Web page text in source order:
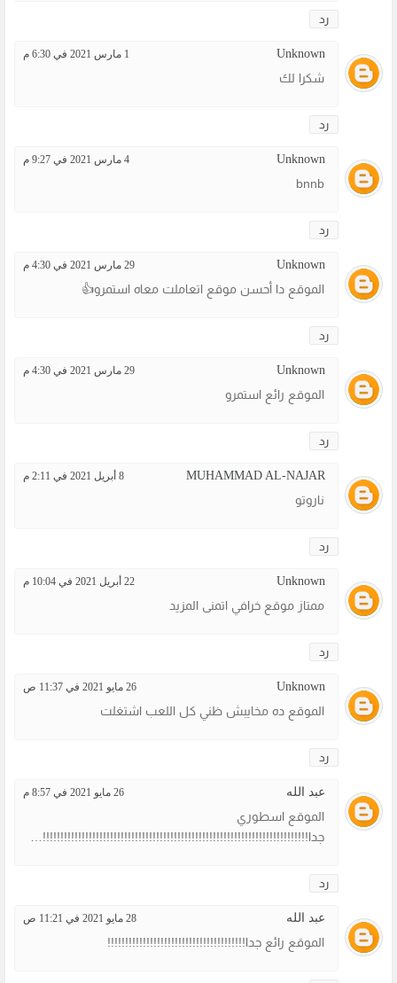
رد
Unknown 1 مارس 2021 في 6:30 م
شكرا لك
رد
Unknown 4 مارس 2021 في 9:27 م
bnnb
رد
Unknown 29 مارس 2021 في 4:30 م
الموقع دا أحسن موقع اتعاملت معاه استمرو👍
رد
Unknown 29 مارس 2021 في 4:30 م
الموقع رائع استمرو
رد
MUHAMMAD AL-NAJAR 8 أبريل 2021 في 2:11 م
ناروتو
رد
Unknown 22 أبريل 2021 في 10:04 م
ممتاز موقع خرافي اتمنى المزيد
رد
Unknown 26 مايو 2021 في 11:37 ص
الموقع ده مخايبش ظني كل اللعب اشتغلت
رد
عبد الله 26 مايو 2021 في 8:57 م
الموقع اسطوري
رد
عبد الله 28 مايو 2021 في 11:21 ص
الموقع رائع جدا!!!!!!!!!!!!!!!!!!!!!!!!!!!!!!!!!!!!!!!